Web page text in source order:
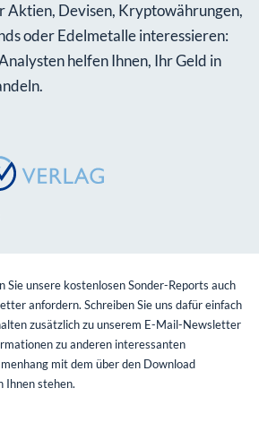
Aktien, Devisen, Kryptowährungen,
oder Edelmetalle interessieren:
helfen Ihnen, Ihr Geld in
Sie unsere kostenlosen Sonder-Reports auch
anfordern. Schreiben Sie uns dafür einfach
zusätzlich zu unserem E-Mail-Newsletter
zu anderen interessanten
mit dem über den Download
Ihnen stehen.